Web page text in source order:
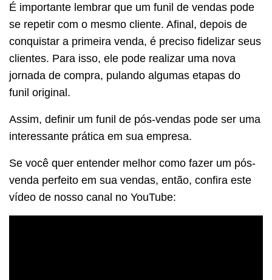
É importante lembrar que um funil de vendas pode
se repetir com o mesmo cliente. Afinal, depois de
conquistar a primeira venda, é preciso fidelizar seus
clientes. Para isso, ele pode realizar uma nova
jornada de compra, pulando algumas etapas do
funil original.
Assim, definir um funil de pós-vendas pode ser uma
interessante prática em sua empresa.
Se você quer entender melhor como fazer um pós-
venda perfeito em sua vendas, então, confira este
vídeo de nosso canal no YouTube: